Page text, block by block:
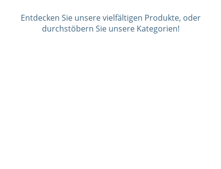
Entdecken Sie unsere vielfältigen Produkte, oder
durchstöbern Sie unsere Kategorien!